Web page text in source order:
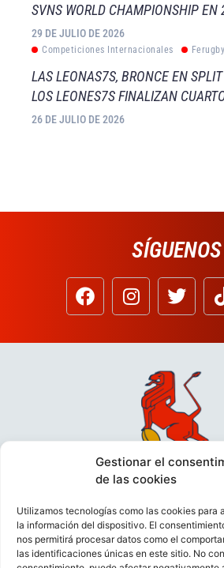
Gestionar el
de las cookies
Utilizamos tecnologías como las cookies para
la información del dispositivo. El
nos permitirá procesar datos como el
las identificaciones únicas en este sitio. No
SVNS WORLD CHAMPIONSHIP EN
29 DE JULIO DE 2026
Competiciones Internacionales Ferugby
LAS LEONAS7S, BRONCE EN
LOS LEONES7S FINALIZAN
26 DE JULIO DE 2026
SÍGUENOS